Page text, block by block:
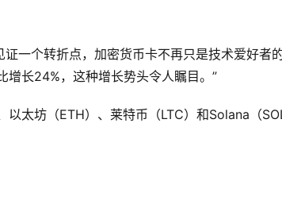
一个转折点，加密货币卡不再只是技术爱好者
增长24%，这种增长势头令人瞩目。”
以太坊（ETH）、莱特币（LTC）和Solana（